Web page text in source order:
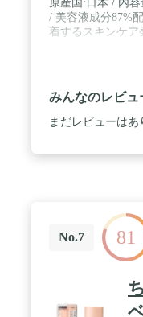
原産国:日本 / 内
/ 美容液成分87%
着するスキンケ
みんなのレビュ
まだレビューはあ
No.7 81